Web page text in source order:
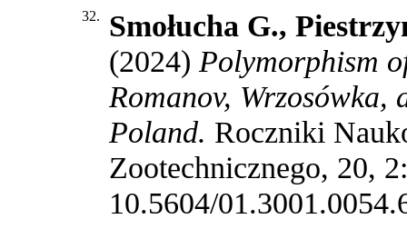
32.
Smołucha G.,
(2024) Polymorphism
Romanov, Wrzosówka,
Poland. Roczniki
Zootechnicznego, 20,
10.5604/